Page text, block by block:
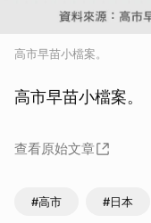
高市早苗小檔案。
高市早苗小檔案。
查看原始文章
#高市 #日本